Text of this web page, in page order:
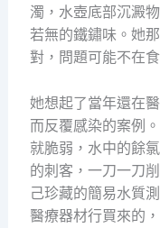
濁，水壺底部沉澱
若無的鐵鏽味。她
對，問題可能不在食
她想起了當年還在
而反覆感染的案例
就脆弱，水中的餘
的刺客，一刀一刀
己珍藏的簡易水質
醫療器材行買來的